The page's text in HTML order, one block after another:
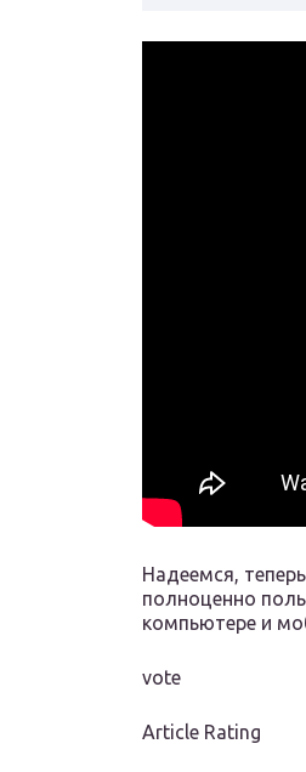
Надеемся,
полноценно
компьютере и
vote
Article Rating